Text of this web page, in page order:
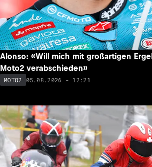
Alonso: «Will mich mit großartigen
Moto2 verabschieden»
MOTO2 05.08.2026 - 12:21